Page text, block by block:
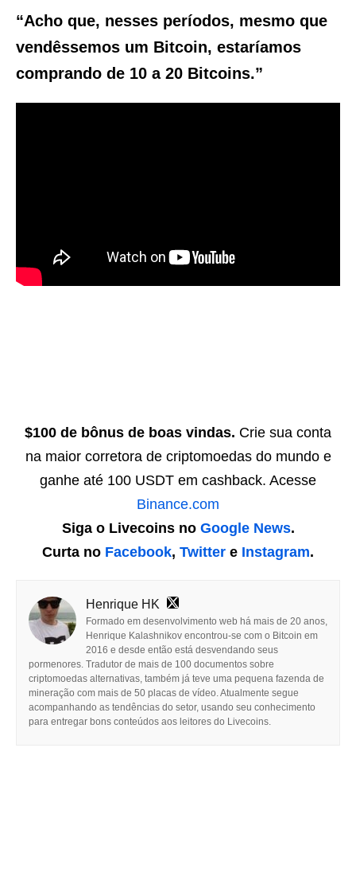
“Acho que, nesses períodos, mesmo que
vendêssemos um Bitcoin, estaríamos
comprando de 10 a 20 Bitcoins.”
$100 de bônus de boas vindas. Crie sua conta
na maior corretora de criptomoedas do mundo e
ganhe até 100 USDT em cashback. Acesse
Binance.com
Siga o Livecoins no Google News.
Curta no Facebook, Twitter e Instagram.
Henrique HK
Formado em desenvolvimento web há mais de 20 anos,
Henrique Kalashnikov encontrou-se com o Bitcoin em
2016 e desde então está desvendando seus
pormenores. Tradutor de mais de 100 documentos sobre
criptomoedas alternativas, também já teve uma pequena fazenda de
mineração com mais de 50 placas de vídeo. Atualmente segue
acompanhando as tendências do setor, usando seu conhecimento
para entregar bons conteúdos aos leitores do Livecoins.